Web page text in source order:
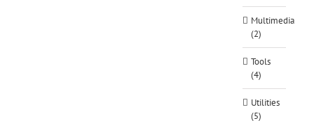
Multimedia
(2)
Tools
(4)
Utilities
(5)